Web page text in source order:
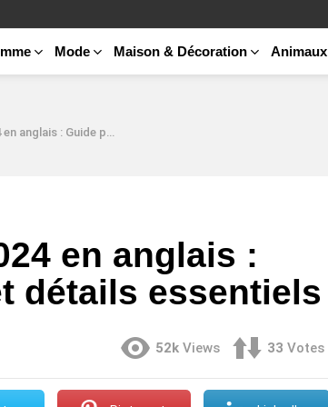
Mode Maison & Décoration Animaux
pratique et détails essentiels
en anglais :
détails essentiels
52k Views 33 Votes